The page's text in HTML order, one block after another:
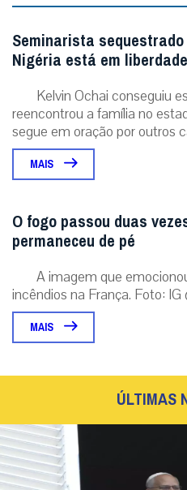
Seminarista
Nigéria está em liberdade
Kelvin Ochai conseguiu
reencontrou a família no
segue em oração por outros
MAIS
O fogo passou duas
permaneceu de pé
A imagem que
incêndios na França. Foto: IG
MAIS
ÚLTIMAS